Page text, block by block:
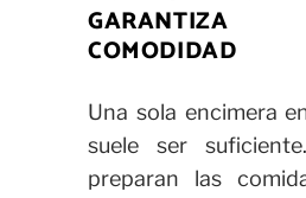
COMODIDAD
Una sola encimera
suele ser
preparan las